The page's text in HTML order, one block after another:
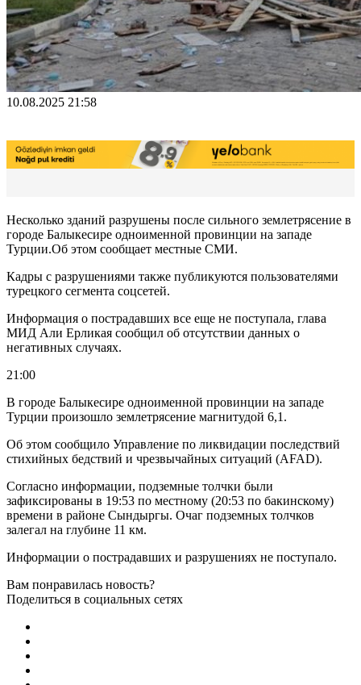
10.08.2025 21:58
Несколько зданий разрушены после сильного землетрясение в
городе Балыкесире одноименной провинции на западе
Турции.Об этом cообщает местные СМИ.
Кадры с разрушениями также публикуются пользователями
турецкого сегмента соцсетей.
Информация о пострадавших все еще не поступала, глава
МИД Али Ерликая сообщил об отсутствии данных о
негативных случаях.
21:00
В городе Балыкесире одноименной провинции на западе
Турции произошло землетрясение магнитудой 6,1.
Oб этом сообщило Управление по ликвидации последствий
стихийных бедствий и чрезвычайных ситуаций (AFAD).
Согласно информации, подземные толчки были
зафиксированы в 19:53 по местному (20:53 по бакинскому)
времени в районе Сындыргы. Очаг подземных толчков
залегал на глубине 11 км.
Информации о пострадавших и разрушениях не поступало.
Вам понравилась новость?
Поделиться в социальных сетях